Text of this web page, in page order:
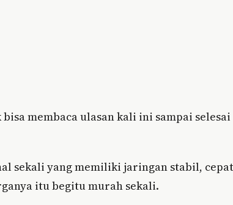
membaca ulasan kali ini sampai selesai
sekali yang memiliki jaringan stabil, cepat
itu begitu murah sekali.